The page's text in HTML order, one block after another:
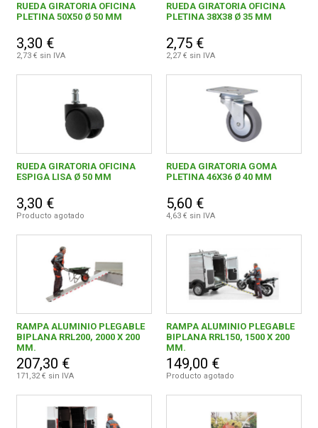
RUEDA GIRATORIA OFICINA
PLETINA 50X50 Ø 50 MM
3,30 €
2,73 € sin IVA
RUEDA GIRATORIA OFICINA
PLETINA 38X38 Ø 35 MM
2,75 €
2,27 € sin IVA
RUEDA GIRATORIA OFICINA
ESPIGA LISA Ø 50 MM
3,30 €
Producto agotado
RUEDA GIRATORIA GOMA
PLETINA 46X36 Ø 40 MM
5,60 €
4,63 € sin IVA
RAMPA ALUMINIO PLEGABLE
BIPLANA RRL200, 2000 X 200
MM.
207,30 €
171,32 € sin IVA
RAMPA ALUMINIO PLEGABLE
BIPLANA RRL150, 1500 X 200
MM.
149,00 €
Producto agotado